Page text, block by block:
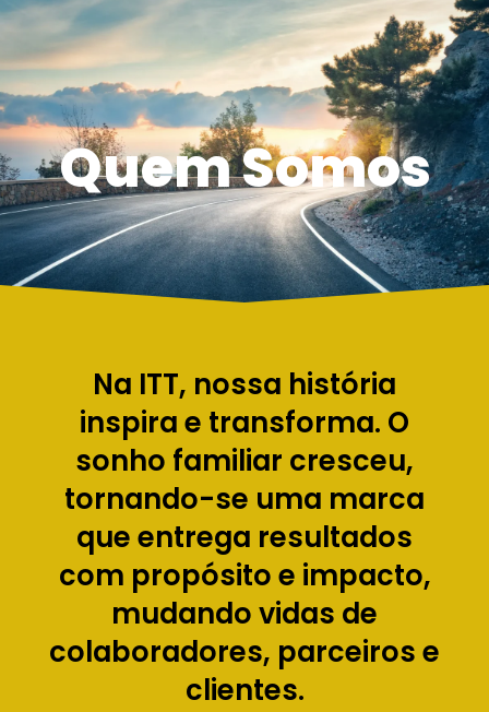
Quem Somos
Na ITT, nossa história
inspira e transforma. O
sonho familiar cresceu,
tornando-se uma marca
que entrega resultados
com propósito e impacto,
mudando vidas de
colaboradores, parceiros e
clientes.